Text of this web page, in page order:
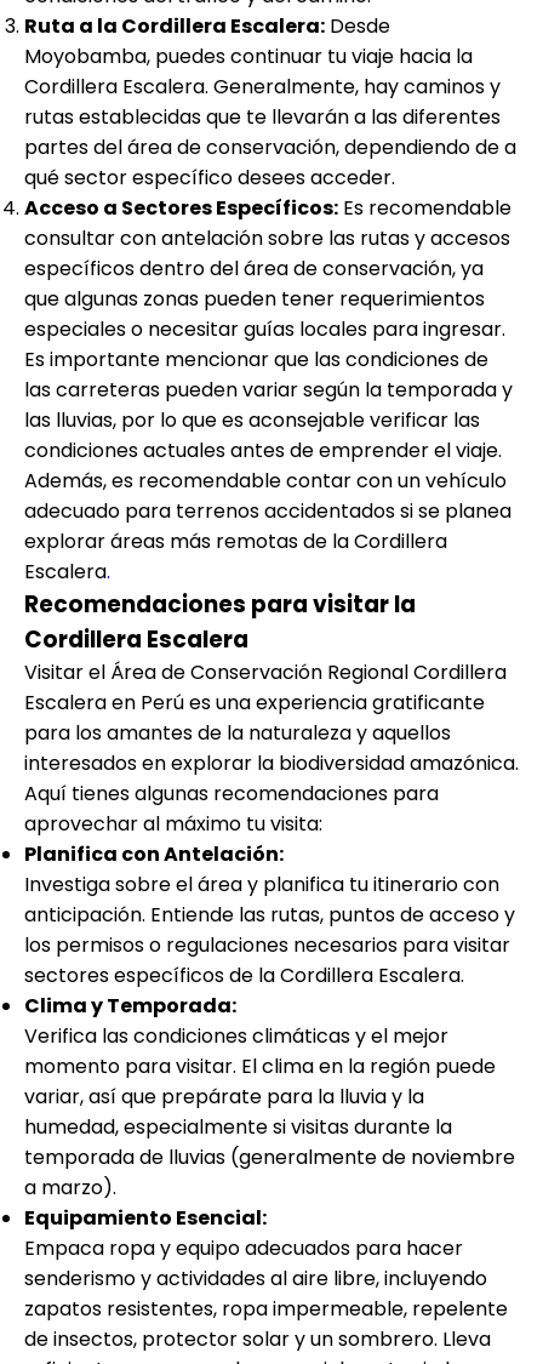
Ruta a la Cordillera Escalera: Desde
Moyobamba, puedes continuar tu viaje hacia la
Cordillera Escalera. Generalmente, hay caminos y
rutas establecidas que te llevarán a las diferentes
partes del área de conservación, dependiendo de a
qué sector específico desees acceder.
Acceso a Sectores Específicos: Es recomendable
consultar con antelación sobre las rutas y accesos
específicos dentro del área de conservación, ya
que algunas zonas pueden tener requerimientos
especiales o necesitar guías locales para ingresar.
Es importante mencionar que las condiciones de
las carreteras pueden variar según la temporada y
las lluvias, por lo que es aconsejable verificar las
condiciones actuales antes de emprender el viaje.
Además, es recomendable contar con un vehículo
adecuado para terrenos accidentados si se planea
explorar áreas más remotas de la Cordillera
Escalera.
Recomendaciones para visitar la
Cordillera Escalera
Visitar el Área de Conservación Regional Cordillera
Escalera en Perú es una experiencia gratificante
para los amantes de la naturaleza y aquellos
interesados en explorar la biodiversidad amazónica.
Aquí tienes algunas recomendaciones para
aprovechar al máximo tu visita:
Planifica con Antelación:
Investiga sobre el área y planifica tu itinerario con
anticipación. Entiende las rutas, puntos de acceso y
los permisos o regulaciones necesarios para visitar
sectores específicos de la Cordillera Escalera.
Clima y Temporada:
Verifica las condiciones climáticas y el mejor
momento para visitar. El clima en la región puede
variar, así que prepárate para la lluvia y la
humedad, especialmente si visitas durante la
temporada de lluvias (generalmente de noviembre
a marzo).
Equipamiento Esencial:
Empaca ropa y equipo adecuados para hacer
senderismo y actividades al aire libre, incluyendo
zapatos resistentes, ropa impermeable, repelente
de insectos, protector solar y un sombrero. Lleva